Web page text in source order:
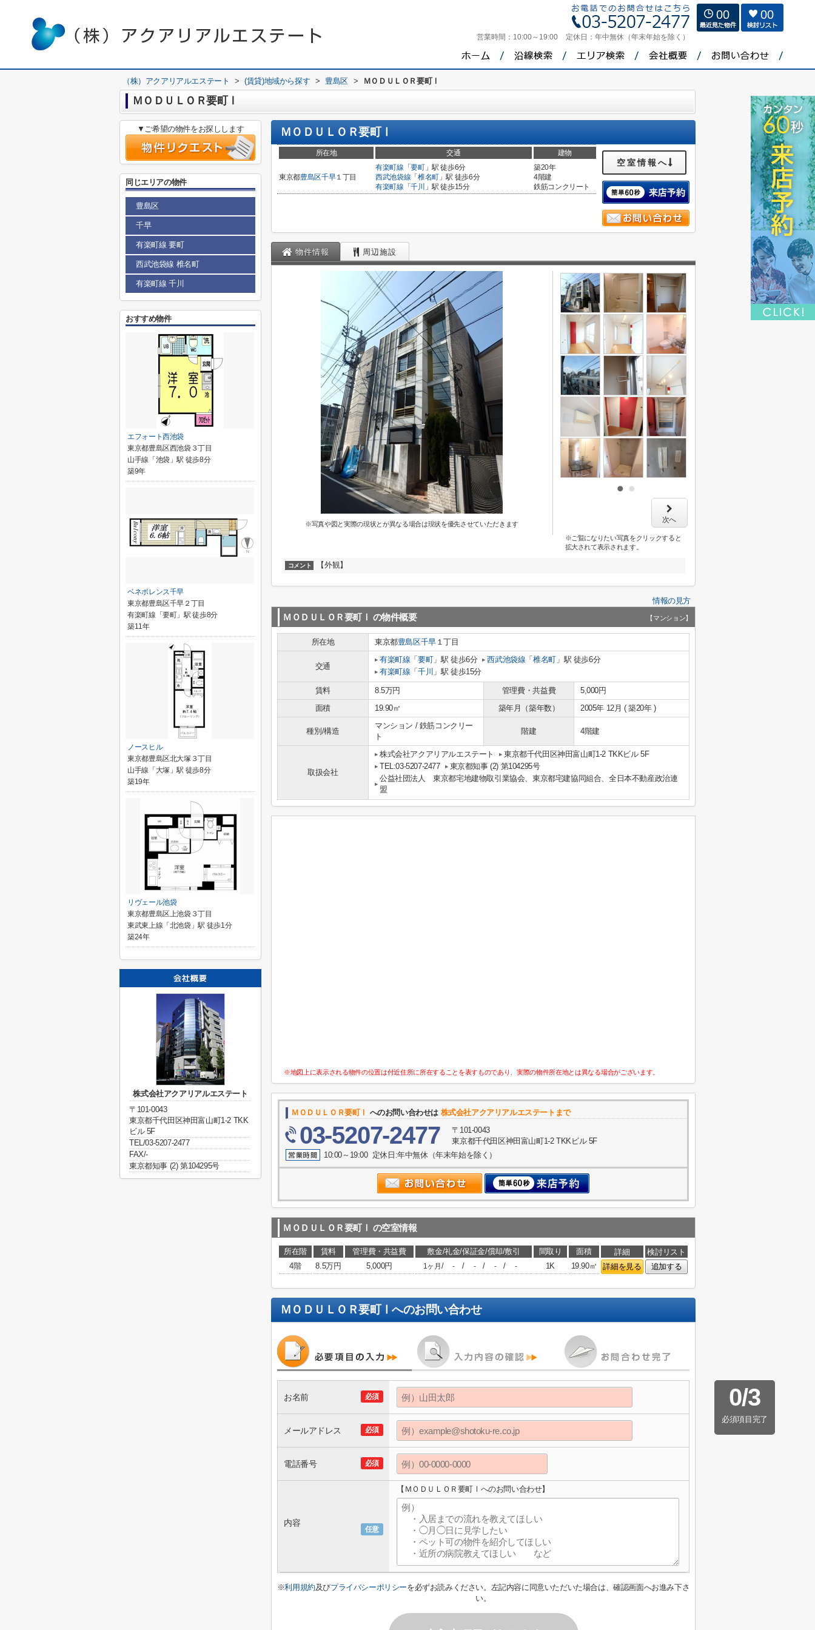
営業時間： 10:00～19:00 定休日： 年中無休（年末年始を除く）
00 00
（株）アクアリアルエステート > (賃貸)地域から探す > 豊島区 > ＭＯＤＵＬＯＲ要町Ⅰ
ＭＯＤＵＬＯＲ要町Ⅰ
ＭＯＤＵＬＯＲ要町Ⅰ
所在地 交通 建物
東京都豊島区千早１丁目
有楽町線 「要町」駅 徒歩6分
西武池袋線 「 椎名町」駅 徒歩6分
有楽町線 「千川 」駅 徒歩15分
築20年
4階建
鉄筋コンクリート
空室情報へ
物件情報 周辺施設
※写真や図と実際の現状とが異なる場合は現状を優先させていただきます 次へ
※ご覧になりたい写真をクリックすると
拡大されて表示されます。
コメント 【外観】
情報の見方
ＭＯＤＵＬＯＲ要町Ⅰ の物件概要 【マンション】
所在地 東京都豊島区千早１丁目
交通
有楽町線 「要町」駅 徒歩6分 西武池袋線 「椎名町」駅 徒歩6分
有楽町線 「千川 」駅 徒歩15分
賃料 8.5万円 管理費・共益費
5,000円
面積
19.90㎡ 築年月（築年数） 2005年 12月 ( 築20年 )
種別/構造
マンション / 鉄筋コンクリー
ト
階建 4階建
取扱会社
株式会社アクアリアルエステート
東京都千代田区神田富山町1-2 TKKビル 5F
TEL:03-5207-2477
東京都知事 (2) 第104295号
公益社団法人 東京都宅地建物取引業協会、東京都宅建協同組合、全日本不動産政治連
盟
※地図上に表示される物件の位置は付近住所に所在することを表すものであり、実際の物件所在地とは異なる場合がございます。
ＭＯＤＵＬＯＲ要町Ⅰ へのお問い合わせは 株式会社アクアリアルエステートまで
03-5207-2477
〒101-0043
東京都千代田区神田富山町1-2 TKKビル 5F
10:00～19:00 定休日:年中無休（年末年始を除く）
ＭＯＤＵＬＯＲ要町Ⅰ の空室情報
所在階 賃料 管理費・共益費 敷金/礼金/保証金/償却/敷引 間取り 面積 詳細
検討リスト
4階
8.5万円 5,000円 1ヶ月 / - / - / - / - 1K 19.90㎡ 詳細を見る 追加する
ＭＯＤＵＬＯＲ要町Ⅰへのお問い合わせ
0/3
必須項目完了
必須
お名前
必須
メールアドレス
必須
電話番号
任意
内容
【ＭＯＤＵＬＯＲ要町Ⅰへのお問い合わせ】
※利用規約及びプライバシーポリシーを必ずお読みください。左記内容に同意いただいた場合は、確認画面へお進み下さ
い。
▼ご希望の物件をお探しします
同じエリアの物件
豊島区
千早
有楽町線 要町
西武池袋線 椎名町
有楽町線 千川
おすすめ物件
エフォート西池袋
東京都豊島区西池袋３丁目
山手線「池袋」駅 徒歩8分
築9年
ベネボレンス千早
東京都豊島区千早２丁目
有楽町線「要町」駅 徒歩8分
築11年
ノースヒル
東京都豊島区北大塚３丁目
山手線「大塚」駅 徒歩8分
築19年
リヴェール池袋
東京都豊島区上池袋３丁目
東武東上線「北池袋」駅 徒歩1分
築24年
株式会社アクアリアルエステート
〒101-0043
東京都千代田区神田富山町1-2 TKK
ビル 5F
TEL/03-5207-2477
FAX/-
東京都知事 (2) 第104295号